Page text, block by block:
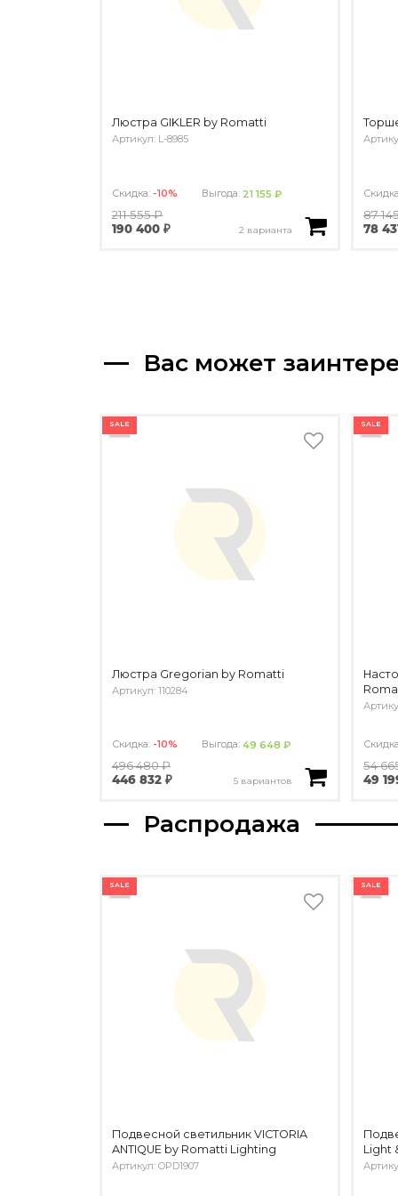
Люстра GIKLER by Romatti
Артикул: L-8985
Скидка: -10% Выгода: 21 155 ₽
211 555 ₽
190 400 ₽
2 варианта
87
78
Вас может
SALE
Люстра Gregorian by Romatti
Артикул: 110284
Скидка: -10% Выгода:49 648 ₽
496 480 ₽
446 832 ₽
5 вариантов
SALE
54
49
Распродажа
SALE
Подвесной светильник VICTORIA
ANTIQUE by Romatti Lighting
Артикул: OPD1907
SALE
Light